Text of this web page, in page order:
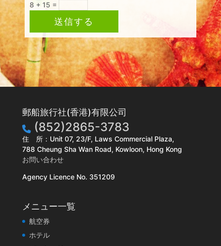
8 + 15 =
送信する
郵船旅行社(香港)有限公司
(852)2865-3783
住 所：Unit 07, 23/F, Laws Commercial Plaza,
788 Cheung Sha Wan Road, Kowloon, Hong Kong
お問い合わせ
Agency Licence No. 351209
メニュー一覧
航空券
ホテル